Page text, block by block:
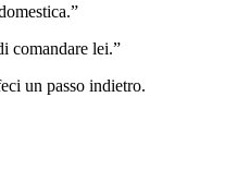
comandare lei.”
un passo indietro.